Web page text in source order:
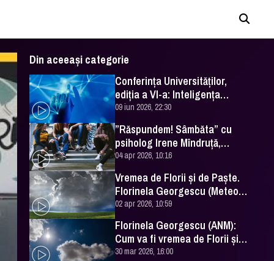
Din aceeași categorie
Conferința Universităților,
ediția a VI-a: Inteligența
artificială în Educație- soluție
sau problemă?
09 iun 2026, 22:30
”Răspundem! Sâmbăta” cu
psiholog Irene Mîndruță,
despre adolescență
04 apr 2026, 10:16
Vremea de Florii și de Paște.
Florinela Georgescu (Meteo
România) a făcut prognoza
02 apr 2026, 10:59
Florinela Georgescu (ANM):
Cum va fi vremea de Florii și
de Paște 2026
30 mar 2026, 16:00